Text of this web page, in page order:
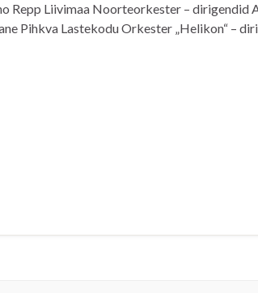
Repp Liivimaa Noorteorkester – dirigendid
Pihkva Lastekodu Orkester „Helikon“ –